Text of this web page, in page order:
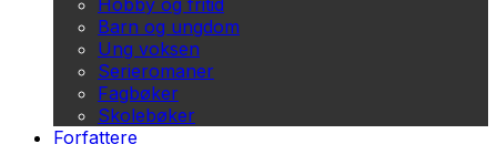
Hobby og fritid
Barn og ungdom
Ung voksen
Serieromaner
Fagbøker
Skolebøker
Forfattere